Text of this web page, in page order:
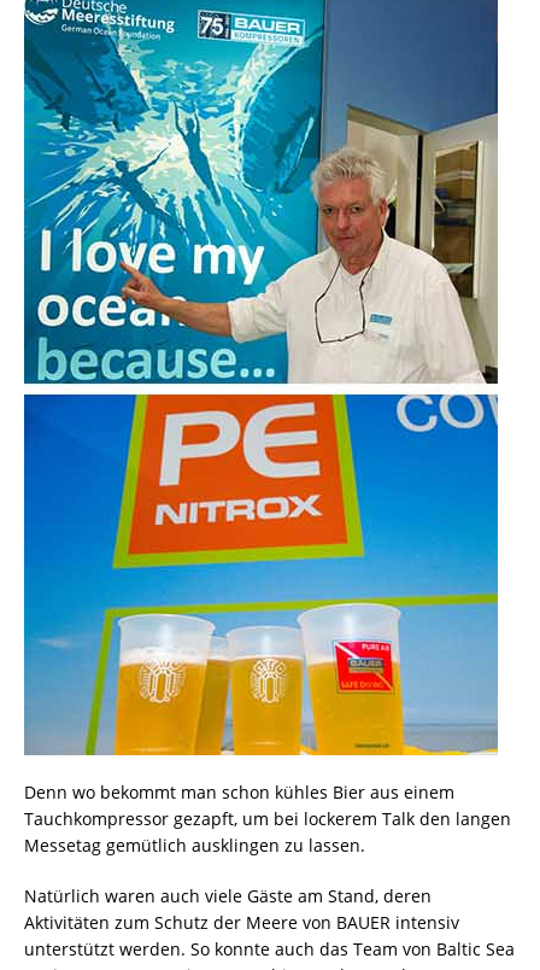
Denn wo bekommt man schon kühles Bier aus einem
Tauchkompressor gezapft, um bei lockerem Talk den langen
Messetag gemütlich ausklingen zu lassen.
Natürlich waren auch viele Gäste am Stand, deren
Aktivitäten zum Schutz der Meere von BAUER intensiv
unterstützt werden. So konnte auch das Team von Baltic Sea